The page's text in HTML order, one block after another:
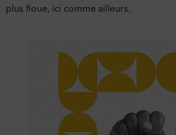
plus floue, ici comme ailleurs.